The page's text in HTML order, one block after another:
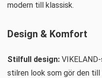
modern till klassisk.
Design & Komfort
Stilfull design:
stilren look som gör den